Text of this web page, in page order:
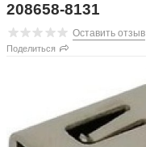
208658-8131
Оставить отзыв
Поделиться